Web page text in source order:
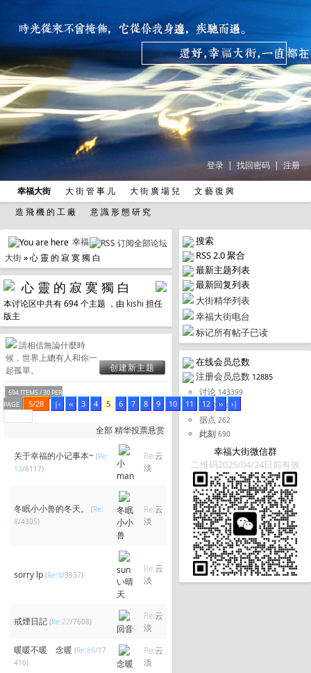
登录 | 找回密码 | 注册
幸福大街 大 街 管 事 儿 大 街 廣 場 兒
文 藝 復 興
造 飛 機 的 工 廠
意 識 形 態 研 究
搜索
RSS 2.0 聚合
最新主题列表
最新回复列表
大街精华列表
幸福大街电台
标记所有帖子已读
在线会员总数
注册会员总数 12885
讨论 143399
收藏 308
据点 262
此刻 690
幸福大街微信群
二维码2025/04/24日前有效
幸福
大街» 心 靈 的 寂 寞 獨 白
心 靈 的 寂 寞 獨 白
本讨论区中共有 694 个主题 ，由 kishi 担任
版主
請相信無論什麼時
候，世界上總有人和你一
起孤單。
创建新主题
694 ITEMS / 30 PER
PAGE
5/28 |‹ ‹‹ 3 4 5 6 7 8 9 10 11 12 ›› ›|
全部精华投票悬赏
关于幸福的小记事本~ (Re:
13/6117)
小
man
Re:云
淡
冬眠小小兽的冬天。 (Re:
8/4305)
冬眠
小小
兽
Re:云
淡
sorry lp (Re:3/3937)
sun
い晴
天
Re:云
淡
戒煙日記 (Re:22/7608)
回音
Re:云
淡
暖暖不暖 念暖 (Re:86/17
416)
念暖
Re:云
淡